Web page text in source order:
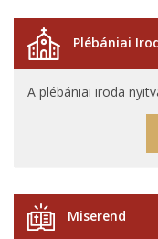
Plébániai
A plébániai iroda
Miserend